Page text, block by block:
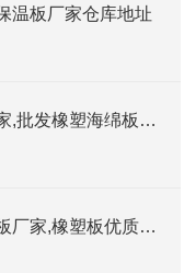
温板厂家仓库地址
橡塑保温板厂家,批发橡塑海绵板工厂
国标橡塑保温板厂家,橡塑板优质批发商